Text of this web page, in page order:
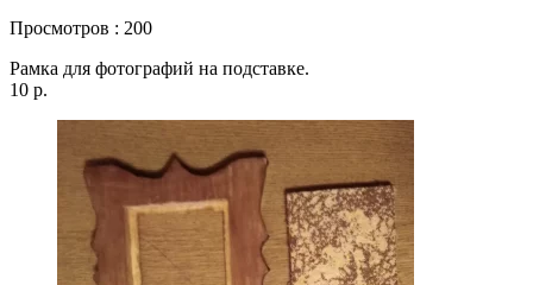
Просмотров : 200
Рамка для фотографий на подставке.
10 р.